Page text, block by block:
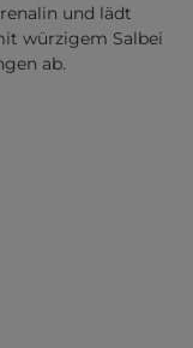
und lädt
würzigem Salbei
ab.